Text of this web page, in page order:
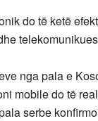
do të ketë
nga pala e
mobile do të
serbe